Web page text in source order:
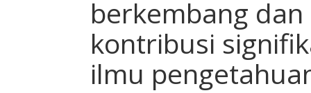
berkembang
kontribusi
ilmu